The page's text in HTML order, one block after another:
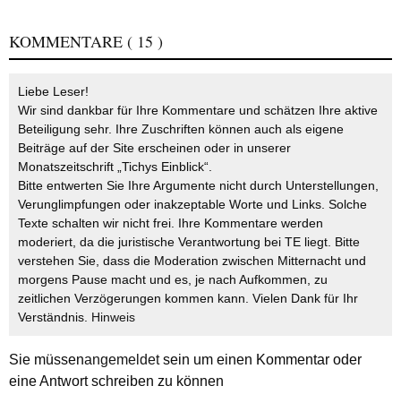
KOMMENTARE ( 15 )
Liebe Leser!
Wir sind dankbar für Ihre Kommentare und schätzen Ihre aktive
Beteiligung sehr. Ihre Zuschriften können auch als eigene
Beiträge auf der Site erscheinen oder in unserer
Monatszeitschrift „Tichys Einblick“.
Bitte entwerten Sie Ihre Argumente nicht durch Unterstellungen,
Verunglimpfungen oder inakzeptable Worte und Links. Solche
Texte schalten wir nicht frei. Ihre Kommentare werden
moderiert, da die juristische Verantwortung bei TE liegt. Bitte
verstehen Sie, dass die Moderation zwischen Mitternacht und
morgens Pause macht und es, je nach Aufkommen, zu
zeitlichen Verzögerungen kommen kann. Vielen Dank für Ihr
Verständnis. Hinweis
Sie müssenangemeldetsein um einen Kommentar oder
eine Antwort schreiben zu können